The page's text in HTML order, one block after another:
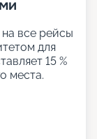
все рейсы
для
15 %
места.